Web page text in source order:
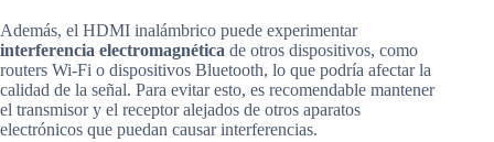
Además, el HDMI inalámbrico puede experimentar
interferencia electromagnética de otros dispositivos, como
routers Wi-Fi o dispositivos Bluetooth, lo que podría afectar la
calidad de la señal. Para evitar esto, es recomendable mantener
el transmisor y el receptor alejados de otros aparatos
electrónicos que puedan causar interferencias.